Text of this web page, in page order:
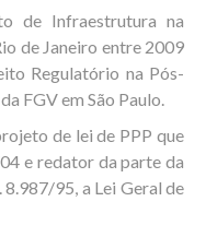
de Infraestrutura na
de Janeiro entre 2009
Regulatório na Pós-
FGV em São Paulo.
de lei de PPP que
e redator da parte da
95, a Lei Geral de